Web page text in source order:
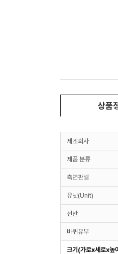
상품
제조회사
제품 분류
측면판넬
유닛(Unit)
선반
바퀴유무
크기(가로x세로x높